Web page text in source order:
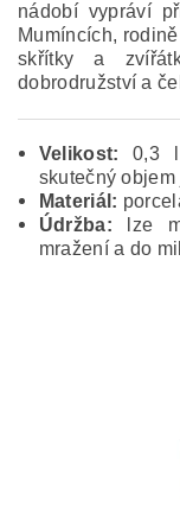
nádobí vypráví
Mumíncích,
skřítky a
dobrodružství a
Velikost: 0,3 l
skutečný
Materiál:
Údržba: lze
mražení a do